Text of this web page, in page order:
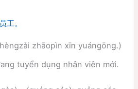
工。
zhāopìn xīn yuángōng.)
tuyển dụng nhân viên mới.